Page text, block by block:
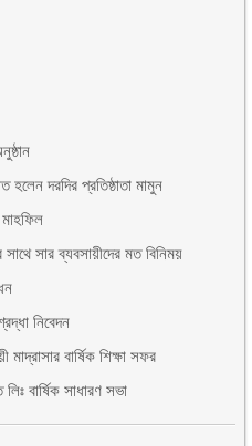
হলেন দরদির প্রতিষ্ঠাতা মামুন
সাথে সার ব্যবসায়ীদের মত বিনিময়
নিবেদন
মাদ্রাসার বার্ষিক শিক্ষা সফর
বার্ষিক সাধারণ সভা